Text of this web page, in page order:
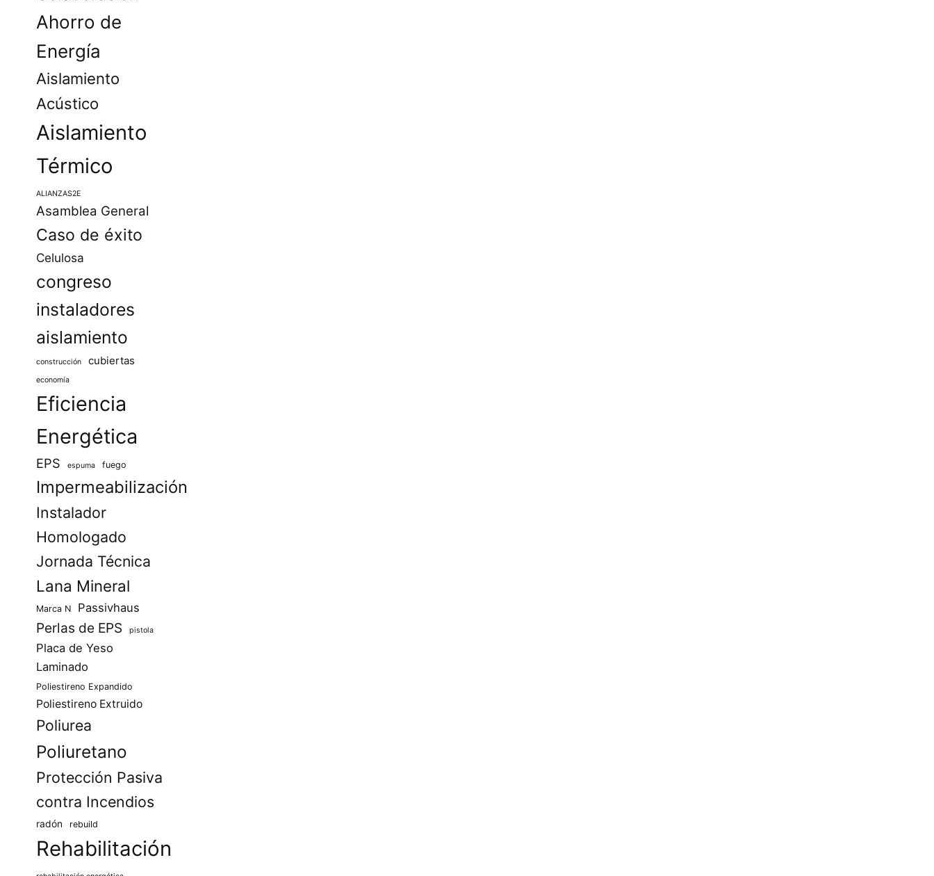
Ahorro de
Energía
Aislamiento
Acústico
Aislamiento
Térmico
ALIANZAS2E
Asamblea General
Caso de éxito
Celulosa
congreso
instaladores
aislamiento
construcción cubiertas
economía
Eficiencia
Energética
EPS espuma fuego
Impermeabilización
Instalador
Homologado
Jornada Técnica
Lana Mineral
Marca N Passivhaus
Perlas de EPS pistola
Placa de Yeso
Laminado
Poliestireno Expandido
Poliestireno Extruido
Poliurea
Poliuretano
Protección Pasiva
contra Incendios
radón rebuild
Rehabilitación